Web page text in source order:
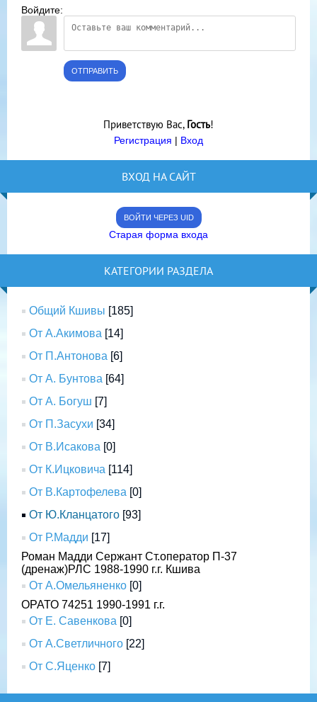
Войдите:
ОТПРАВИТЬ
Приветствую Вас, Гость!
Регистрация | Вход
ВХОД НА САЙТ
ВОЙТИ ЧЕРЕЗ UID
Старая форма входа
КАТЕГОРИИ РАЗДЕЛА
Общий Кшивы [185]
От А.Акимова [14]
От П.Антонова [6]
От А. Бунтова [64]
От А. Богуш [7]
От П.Засухи [34]
От В.Исакова [0]
От К.Ицковича [114]
От В.Картофелева [0]
От Ю.Кланцатого [93]
От Р.Мадди [17]
Роман Мадди Сержант Ст.оператор П-37
(дренаж)РЛС 1988-1990 г.г. Кшива
От А.Омельяненко [0]
ОРАТО 74251 1990-1991 г.г.
От Е. Савенкова [0]
От А.Светличного [22]
От С.Яценко [7]